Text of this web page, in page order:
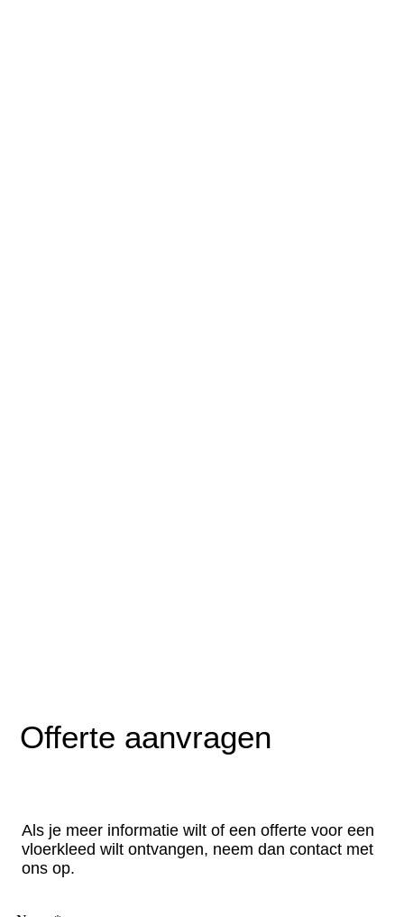
Offerte aanvragen
Als je meer informatie wilt of een offerte voor een
vloerkleed wilt ontvangen, neem dan contact met
ons op.